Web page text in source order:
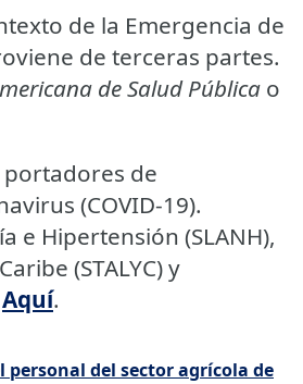
de la Emergencia de
de terceras partes.
de Salud Pública o
portadores de
(COVID-19).
e Hipertensión (SLANH),
(STALYC) y
Aquí.
del sector agrícola de